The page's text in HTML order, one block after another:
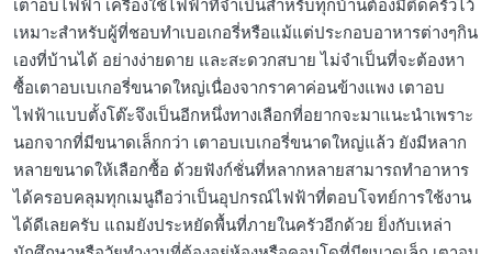
เตาอบไฟฟ้า เครื่องใช้ไฟฟ้าที่จำเป็นสำหรับทุกบ้านต้องมีติดครัวไว้
เหมาะสำหรับผู้ที่ชอบทำเบอเกอรี่หรือแม้แต่ประกอบอาหารต่างๆกิน
เองที่บ้านได้ อย่างง่ายดาย และสะดวกสบาย ไม่จำเป็นที่จะต้องหา
ซื้อเตาอบเบเกอรี่ขนาดใหญ่เนื่องจากราคาค่อนข้างแพง เตาอบ
ไฟฟ้าแบบตั้งโต๊ะจึงเป็นอีกหนึ่งทางเลือกที่อยากจะมาแนะนำเพราะ
นอกจากที่มีขนาดเล็กกว่า เตาอบเบเกอรี่ขนาดใหญ่แล้ว ยังมีหลาก
หลายขนาดให้เลือกซื้อ ด้วยฟังก์ชั่นที่หลากหลายสามารถทำอาหาร
ได้ครอบคลุมทุกเมนูถือว่าเป็นอุปกรณ์ไฟฟ้าที่ตอบโจทย์การใช้งาน
ได้ดีเลยครับ แถมยังประหยัดพื้นที่ภายในครัวอีกด้วย ยิ่งกับเหล่า